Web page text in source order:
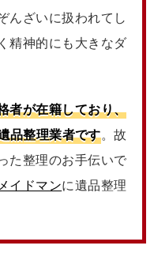
んざいに扱われてし
精神的にも大きなダ
者が在籍しており、
品整理業者です。故
た整理のお手伝いで
メイドマンに遺品整理